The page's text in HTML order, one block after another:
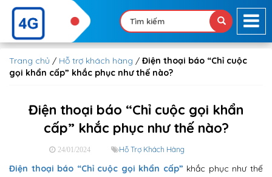
Trang chủ / Hỗ trợ khách hàng / Điện thoại báo “Chỉ cuộc
gọi khẩn cấp” khắc phục như thế nào?
Điện thoại báo “Chỉ cuộc gọi khẩn
cấp” khắc phục như thế nào?
24/01/2024 Hỗ Trợ Khách Hàng
Điện thoại báo “Chỉ cuộc gọi khẩn cấp” khắc phục như thế